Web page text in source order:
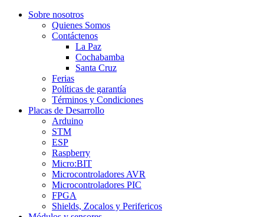
Sobre nosotros
Quienes Somos
Contáctenos
La Paz
Cochabamba
Santa Cruz
Ferias
Políticas de garantía
Términos y Condiciones
Placas de Desarrollo
Arduino
STM
ESP
Raspberry
Micro:BIT
Microcontroladores AVR
Microcontroladores PIC
FPGA
Shields, Zocalos y Perifericos